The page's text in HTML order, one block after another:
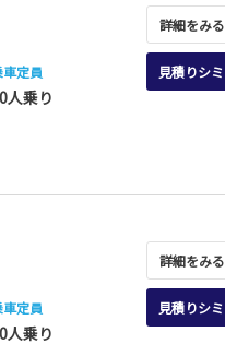
車定員
人乗り
詳細をみる
見積りシ
車定員
人乗り
詳細をみる
見積りシ